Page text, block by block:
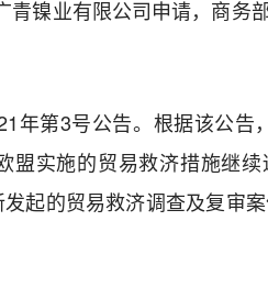
青镍业有限公司申请，商务
年第3号公告。根据该公告，
盟实施的贸易救济措施继
起的贸易救济调查及复审